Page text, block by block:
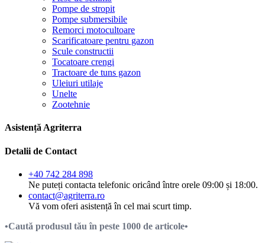
Pompe de stropit
Pompe submersibile
Remorci motocultoare
Scarificatoare pentru gazon
Scule constructii
Tocatoare crengi
Tractoare de tuns gazon
Uleiuri utilaje
Unelte
Zootehnie
Asistență Agriterra
Detalii de Contact
+40 742 284 898
Ne puteți contacta telefonic oricând între orele 09:00 și 18:00.
contact@agriterra.ro
Vă vom oferi asistență în cel mai scurt timp.
•Caută produsul tău în peste 1000 de articole•